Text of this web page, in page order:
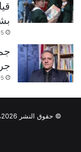
© حقوق النشر 2026، جميع الحقوق محفوظة |